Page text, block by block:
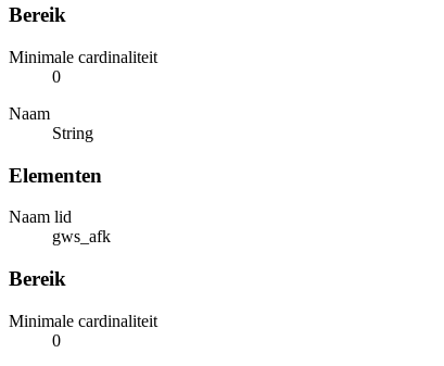
Bereik
Minimale cardinaliteit
0
Naam
String
Elementen
Naam lid
gws_afk
Bereik
Minimale cardinaliteit
0